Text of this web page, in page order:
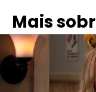
Mais